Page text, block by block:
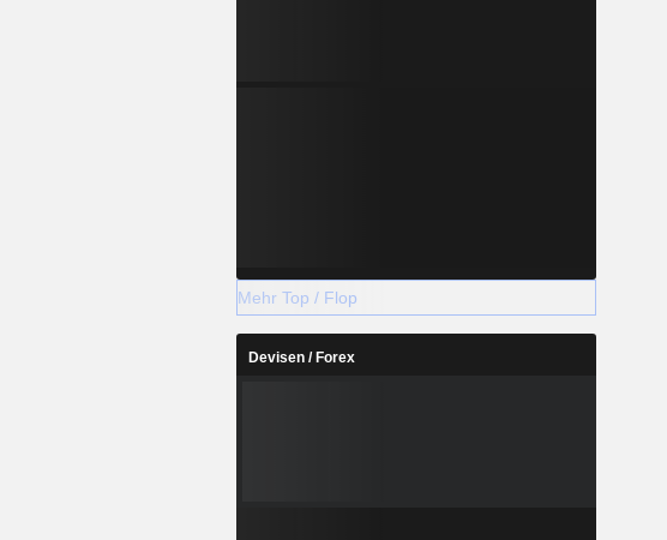
Mehr Top / Flop
Devisen / Forex